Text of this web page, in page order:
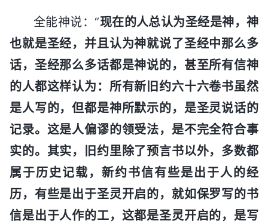
全能神说：“现在的人总认为圣经是神，神
也就是圣经，并且认为神就说了圣经中那么多
话，圣经那么多话都是神说的，甚至所有信神
的人都这样认为：所有新旧约六十六卷书虽然
是人写的，但都是神所默示的，是圣灵说话的
记录。这是人偏谬的领受法，是不完全符合事
实的。其实，旧约里除了预言书以外，多数都
属于历史记载，新约书信有些是出于人的经
历，有些是出于圣灵开启的，就如保罗写的书
信是出于人作的工，这都是圣灵开启的，是写